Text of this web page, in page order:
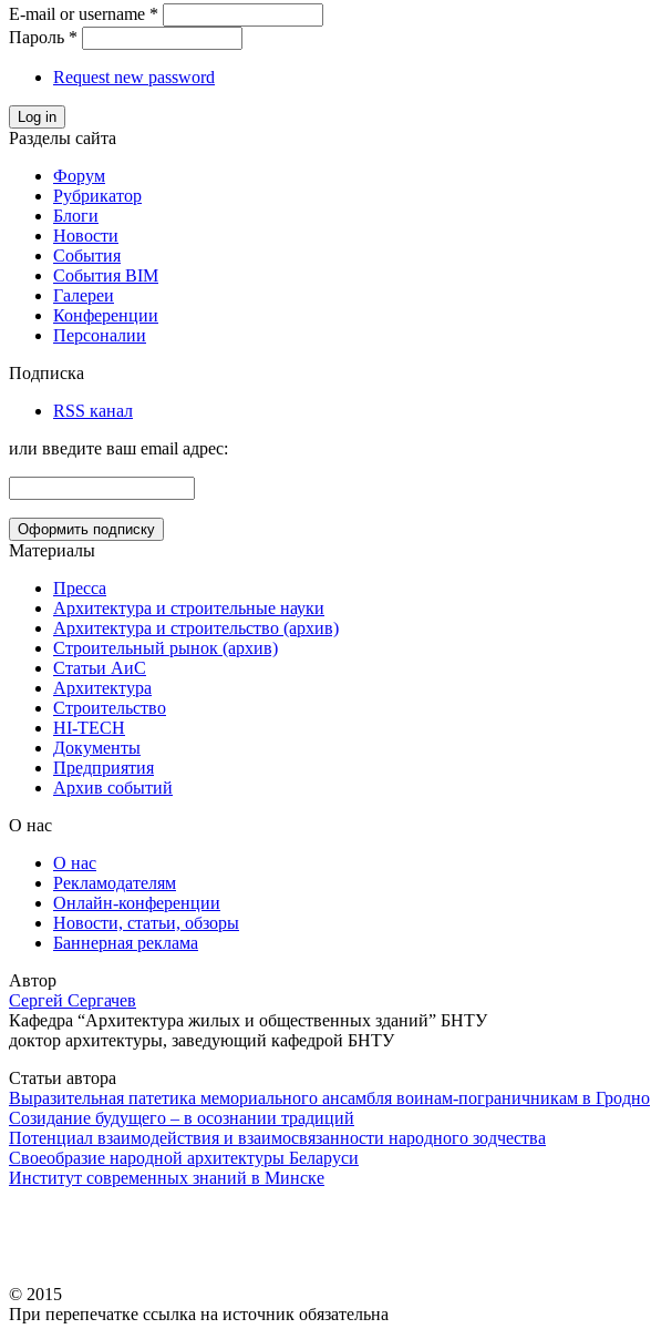
E-mail or username *
Пароль *
Request new password
Log in
Разделы сайта
Форум
Рубрикатор
Блоги
Новости
События
События BIM
Галереи
Конференции
Персоналии
Подписка
RSS канал
или введите ваш email адрес:
Материалы
Пресса
Архитектура и строительные науки
Архитектура и строительство (архив)
Строительный рынок (архив)
Статьи АиС
Архитектура
Строительство
HI-TECH
Документы
Предприятия
Архив событий
О нас
О нас
Рекламодателям
Онлайн-конференции
Новости, статьи, обзоры
Баннерная реклама
Автор
Сергей Сергачев
Кафедра “Архитектура жилых и общественных зданий” БНТУ
доктор архитектуры, заведующий кафедрой БНТУ
Статьи автора
Выразительная патетика мемориального ансамбля воинам-пограничникам в Гродно
Созидание будущего – в осознании традиций
Потенциал взаимодействия и взаимосвязанности народного зодчества
Своеобразие народной архитектуры Беларуси
Институт современных знаний в Минске
© 2015
При перепечатке ссылка на источник обязательна